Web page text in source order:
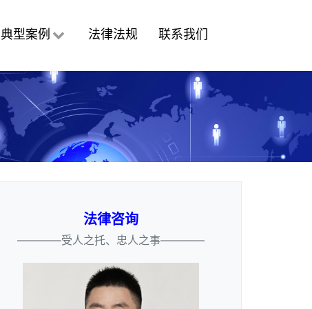
典型案例 法律法规 联系我们
法律咨询
————受人之托、忠人之事————